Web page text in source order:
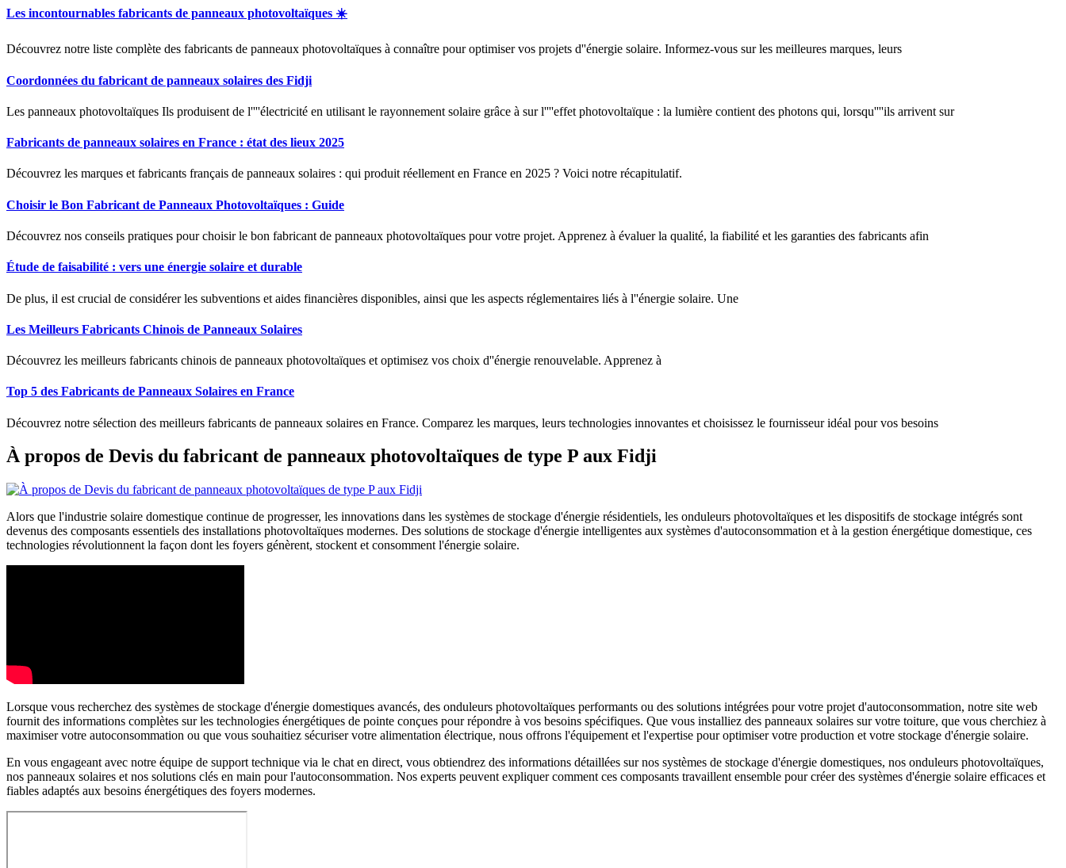
Les incontournables fabricants de panneaux photovoltaïques ☀️
Découvrez notre liste complète des fabricants de panneaux photovoltaïques à connaître pour optimiser vos projets d''énergie solaire. Informez-vous sur les meilleures marques, leurs
Coordonnées du fabricant de panneaux solaires des Fidji
Les panneaux photovoltaïques Ils produisent de l''''électricité en utilisant le rayonnement solaire grâce à sur l''''effet photovoltaïque : la lumière contient des photons qui, lorsqu''''ils arrivent sur
Fabricants de panneaux solaires en France : état des lieux 2025
Découvrez les marques et fabricants français de panneaux solaires : qui produit réellement en France en 2025 ? Voici notre récapitulatif.
Choisir le Bon Fabricant de Panneaux Photovoltaïques : Guide
Découvrez nos conseils pratiques pour choisir le bon fabricant de panneaux photovoltaïques pour votre projet. Apprenez à évaluer la qualité, la fiabilité et les garanties des fabricants afin
Étude de faisabilité : vers une énergie solaire et durable
De plus, il est crucial de considérer les subventions et aides financières disponibles, ainsi que les aspects réglementaires liés à l''énergie solaire. Une
Les Meilleurs Fabricants Chinois de Panneaux Solaires
Découvrez les meilleurs fabricants chinois de panneaux photovoltaïques et optimisez vos choix d''énergie renouvelable. Apprenez à
Top 5 des Fabricants de Panneaux Solaires en France
Découvrez notre sélection des meilleurs fabricants de panneaux solaires en France. Comparez les marques, leurs technologies innovantes et choisissez le fournisseur idéal pour vos besoins
À propos de Devis du fabricant de panneaux photovoltaïques de type P aux Fidji
Alors que l'industrie solaire domestique continue de progresser, les innovations dans les systèmes de stockage d'énergie résidentiels, les onduleurs photovoltaïques et les dispositifs de stockage intégrés sont
devenus des composants essentiels des installations photovoltaïques modernes. Des solutions de stockage d'énergie intelligentes aux systèmes d'autoconsommation et à la gestion énergétique domestique, ces
technologies révolutionnent la façon dont les foyers génèrent, stockent et consomment l'énergie solaire.
Lorsque vous recherchez des systèmes de stockage d'énergie domestiques avancés, des onduleurs photovoltaïques performants ou des solutions intégrées pour votre projet d'autoconsommation, notre site web
fournit des informations complètes sur les technologies énergétiques de pointe conçues pour répondre à vos besoins spécifiques. Que vous installiez des panneaux solaires sur votre toiture, que vous cherchiez à
maximiser votre autoconsommation ou que vous souhaitiez sécuriser votre alimentation électrique, nous offrons l'équipement et l'expertise pour optimiser votre production et votre stockage d'énergie solaire.
En vous engageant avec notre équipe de support technique via le chat en direct, vous obtiendrez des informations détaillées sur nos systèmes de stockage d'énergie domestiques, nos onduleurs photovoltaïques,
nos panneaux solaires et nos solutions clés en main pour l'autoconsommation. Nos experts peuvent expliquer comment ces composants travaillent ensemble pour créer des systèmes d'énergie solaire efficaces et
fiables adaptés aux besoins énergétiques des foyers modernes.